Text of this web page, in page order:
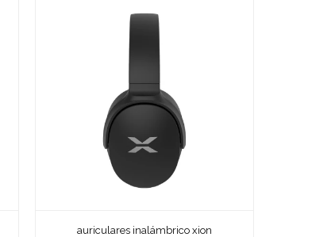
auriculares inalámbrico xion